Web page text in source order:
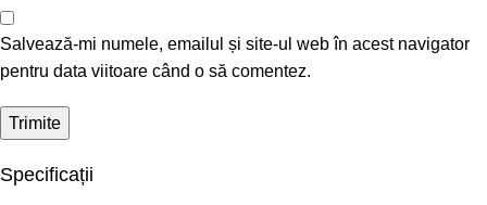
Salvează-mi numele, emailul și site-ul web în acest navigator
pentru data viitoare când o să comentez.
Specificații